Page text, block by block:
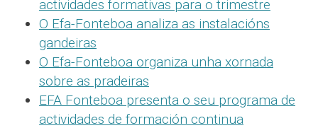
actividades formativas para o trimestre
O Efa-Fonteboa analiza as instalacións
gandeiras
O Efa-Fonteboa organiza unha xornada
sobre as pradeiras
EFA Fonteboa presenta o seu programa de
actividades de formación continua